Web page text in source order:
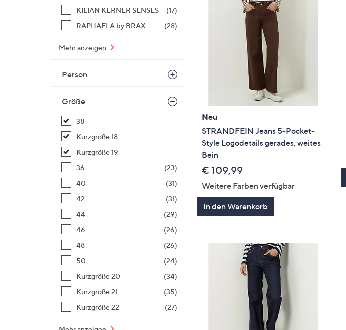
KILIAN KERNER SENSES
(17)
RAPHAELA by BRAX
(28)
Mehr anzeigen
Person
Größe
38
Kurzgröße 18
Kurzgröße 19
36
(23)
40
(31)
42
(31)
44
(29)
46
(26)
48
(26)
50
(24)
Kurzgröße 20
(34)
Kurzgröße 21
(35)
Kurzgröße 22
(27)
Neu
STRANDFEIN Jeans 5-Pocket-
Style Logodetails gerades, weites
Bein
€ 109,99
Weitere Farben verfügbar
In den Warenkorb